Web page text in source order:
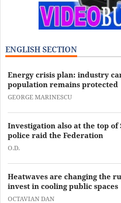
ENGLISH SECTION
Energy crisis plan: industry
population remains protected
GEORGE MARINESCU
Investigation also at the top
police raid the Federation
O.D.
Heatwaves are changing the
invest in cooling public spaces
OCTAVIAN DAN